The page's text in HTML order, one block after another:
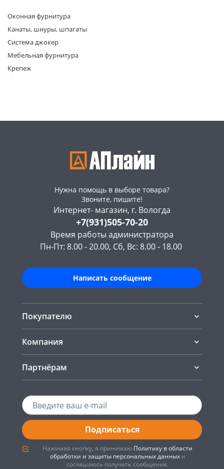
Оконная фурнитура
Канаты, шнуры, шпагаты
Система джокер
Мебельная фурнитура
Крепеж
Нужна помощь в выборе товара?
Звоните, пишите!
Интернет- магазин, г. Вологда
+7(931)505-70-20
Время работы администратора
Пн-Пт: 8.00 - 20.00, Сб, Вс: 8.00 - 18.00
Написать сообщение
Покупателю
Компания
Партнёрам
Подписаться
Нажимая кнопку, я принимаю Политику в области
обработки и защиты персональных данныхи
соглашаюсь получать сообщения.